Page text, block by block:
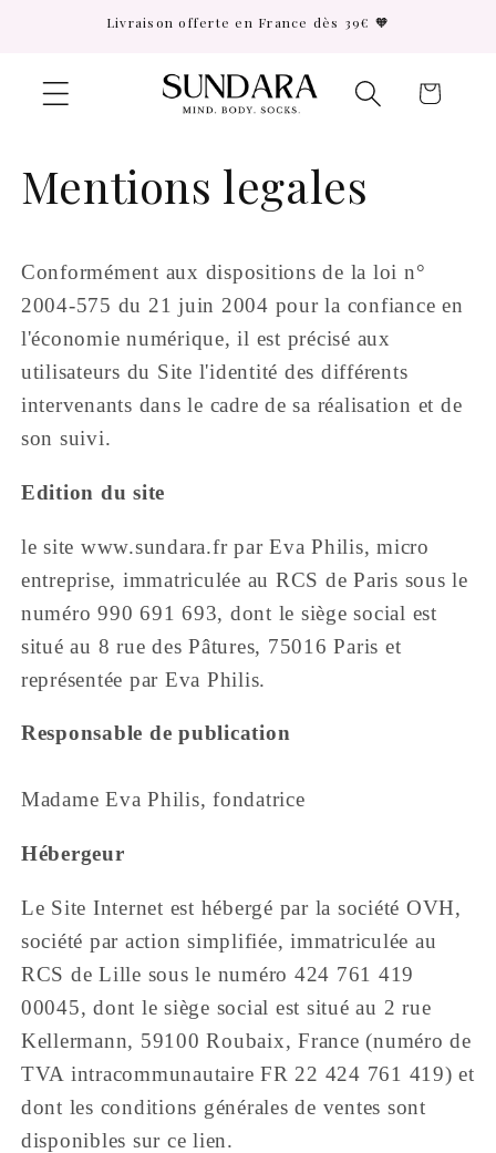
et passerLivraison offerte en France dès 39€ 🧡
Panier
Mentions legales
Conformément aux dispositions de la loi n°
2004-575 du 21 juin 2004 pour la confiance en
l'économie numérique, il est précisé aux
utilisateurs du Site l'identité des différents
intervenants dans le cadre de sa réalisation et de
son suivi.
Edition du site
le site www.sundara.fr par Eva Philis, micro
entreprise, immatriculée au RCS de Paris sous le
numéro 990 691 693, dont le siège social est
situé au 8 rue des Pâtures, 75016 Paris et
représentée par Eva Philis.
Responsable de publication
Madame Eva Philis, fondatrice
Hébergeur
Le Site Internet est hébergé par la société OVH,
société par action simplifiée, immatriculée au
RCS de Lille sous le numéro 424 761 419
00045, dont le siège social est situé au 2 rue
Kellermann, 59100 Roubaix, France (numéro de
TVA intracommunautaire FR 22 424 761 419) et
dont les conditions générales de ventes sont
disponibles sur ce lien.